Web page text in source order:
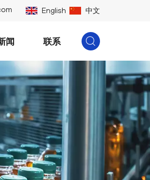
English 中文
闻 联系